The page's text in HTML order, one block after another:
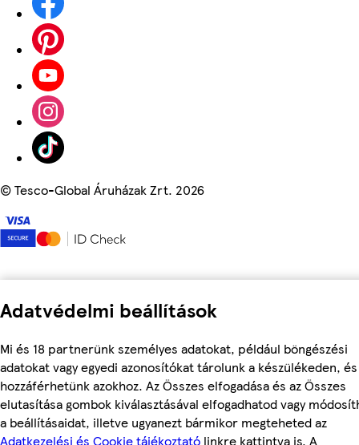
Adatvédelmi beállítások
Mi és 18 partnerünk személyes adatokat, például böngészési
adatokat vagy egyedi azonosítókat tárolunk a készülékeden, és
hozzáférhetünk azokhoz. Az Összes elfogadása és az Összes
elutasítása gombok kiválasztásával elfogadhatod vagy
a beállításaidat, illetve ugyanezt bármikor megteheted az
Adatkezelési és Cookie tájékoztató linkre kattintva is. A
©Tesco-Global Áruházak Zrt. 2026